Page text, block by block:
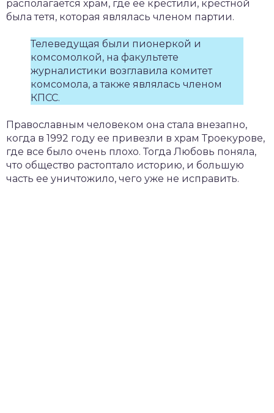
располагается храм, где ее крестили, крестной
была тетя, которая являлась членом партии.
Телеведущая были пионеркой и
комсомолкой, на факультете
журналистики возглавила комитет
комсомола, а также являлась членом
КПСС.
Православным человеком она стала внезапно,
когда в 1992 году ее привезли в храм Троекурове,
где все было очень плохо. Тогда Любовь поняла,
что общество растоптало историю, и большую
часть ее уничтожило, чего уже не исправить.